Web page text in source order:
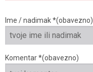
Ime / nadimak *(obavezno)
Komentar *(obavezno)